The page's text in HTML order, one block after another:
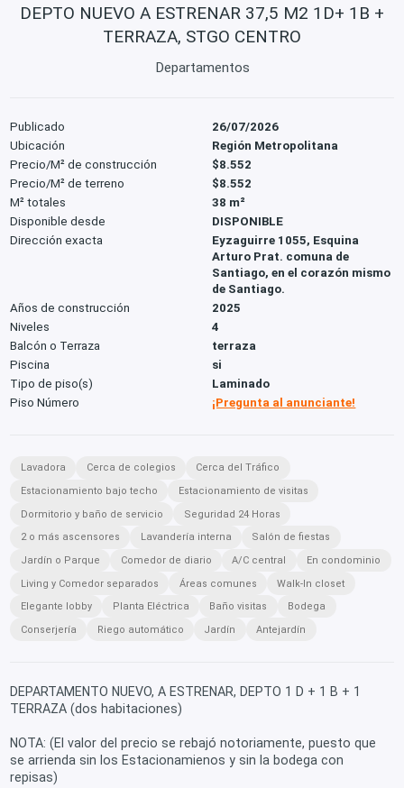
DEPTO NUEVO A ESTRENAR 37,5 M2 1D+ 1B +
TERRAZA, STGO CENTRO
Departamentos
Publicado
26/07/2026
Ubicación
Región Metropolitana
Precio/M² de construcción
$8.552
Precio/M² de terreno
$8.552
M² totales
38 m²
Disponible desde
DISPONIBLE
Dirección exacta
Eyzaguirre 1055, Esquina
Arturo Prat. comuna de
Santiago, en el corazón mismo
de Santiago.
Años de construcción
2025
Niveles
4
Balcón o Terraza
terraza
Piscina
si
Tipo de piso(s)
Laminado
Piso Número
¡Pregunta al anunciante!
Lavadora Cerca de colegios
Cerca del Tráfico
Estacionamiento bajo techo
Estacionamiento de visitas
Dormitorio y baño de servicio
Seguridad 24 Horas
2 o más ascensores
Lavandería interna
Salón de fiestas
Jardín o Parque
Comedor de diario A/C central
En condominio
Living y Comedor separados
Áreas comunes
Walk-In closet
Elegante lobby
Planta Eléctrica Baño visitas
Bodega
Conserjería
Riego automático Jardín Antejardín
DEPARTAMENTO NUEVO, A ESTRENAR, DEPTO 1 D + 1 B + 1
TERRAZA (dos habitaciones)
NOTA: (El valor del precio se rebajó notoriamente, puesto que
se arrienda sin los Estacionamienos y sin la bodega con
repisas)